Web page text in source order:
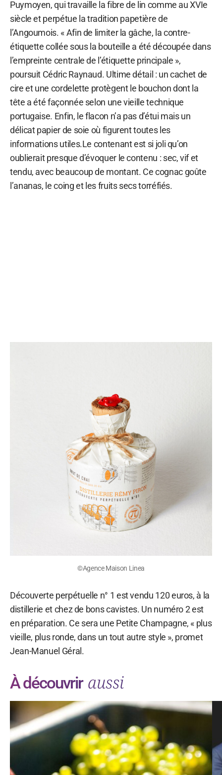
Puymoyen, qui travaille la fibre de lin comme au XVIe
siècle et perpétue la tradition papetière de
l’Angoumois. « Afin de limiter la gâche, la contre-
étiquette collée sous la bouteille a été découpée dans
l’empreinte centrale de l’étiquette principale »,
poursuit Cédric Raynaud. Ultime détail : un cachet de
cire et une cordelette protègent le bouchon dont la
tête a été façonnée selon une vieille technique
portugaise. Enfin, le flacon n’a pas d’étui mais un
délicat papier de soie où figurent toutes les
informations utiles.Le contenant est si joli qu’on
oublierait presque d’évoquer le contenu : sec, vif et
tendu, avec beaucoup de montant. Ce cognac goûte
l’ananas, le coing et les fruits secs torréfiés.
©Agence Maison Linea
Découverte perpétuelle n° 1 est vendu 120 euros, à la
distillerie et chez de bons cavistes. Un numéro 2 est
en préparation. Ce sera une Petite Champagne, « plus
vieille, plus ronde, dans un tout autre style », promet
Jean-Manuel Géral.
À découvrir aussi